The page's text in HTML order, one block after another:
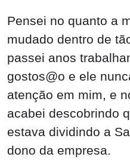
Pensei no quanto a
mudado dentro de
passei anos
gostos@o e ele
atenção em mim, e
acabei descobrindo
estava dividindo a
dono da empresa.